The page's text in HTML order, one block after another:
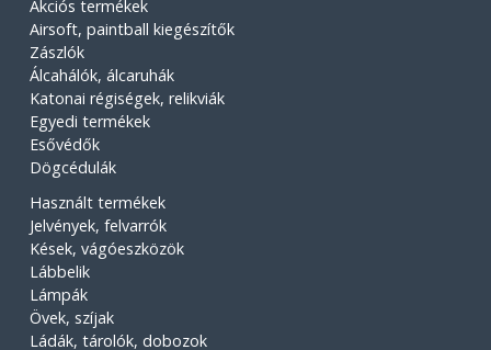
Akciós termékek
Airsoft, paintball kiegészítők
Zászlók
Álcahálók, álcaruhák
Katonai régiségek, relikviák
Egyedi termékek
Esővédők
Dögcédulák
Használt termékek
Jelvények, felvarrók
Kések, vágóeszközök
Lábbelik
Lámpák
Övek, szíjak
Ládák, tárolók, dobozok